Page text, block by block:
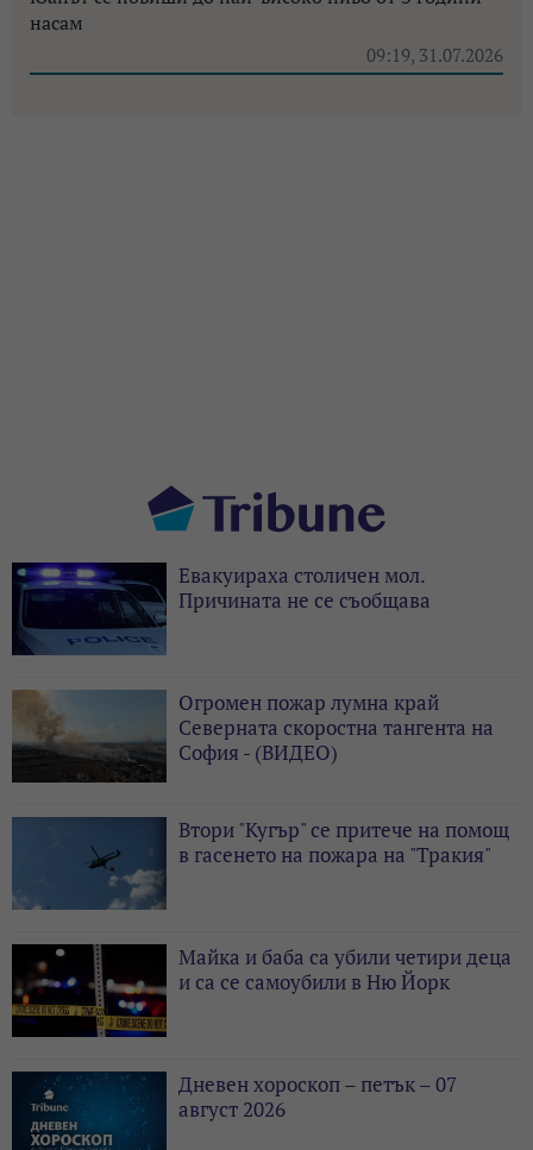
насам
09:19, 31.07.2026
Евакуираха столичен мол.
Причината не се съобщава
Огромен пожар лумна край
Северната скоростна тангента на
София - (ВИДЕО)
Втори "Кугър" се притече на помощ
в гасенето на пожара на "Тракия"
Майка и баба са убили четири деца
и са се самоубили в Ню Йорк
Дневен хороскоп – петък – 07
август 2026